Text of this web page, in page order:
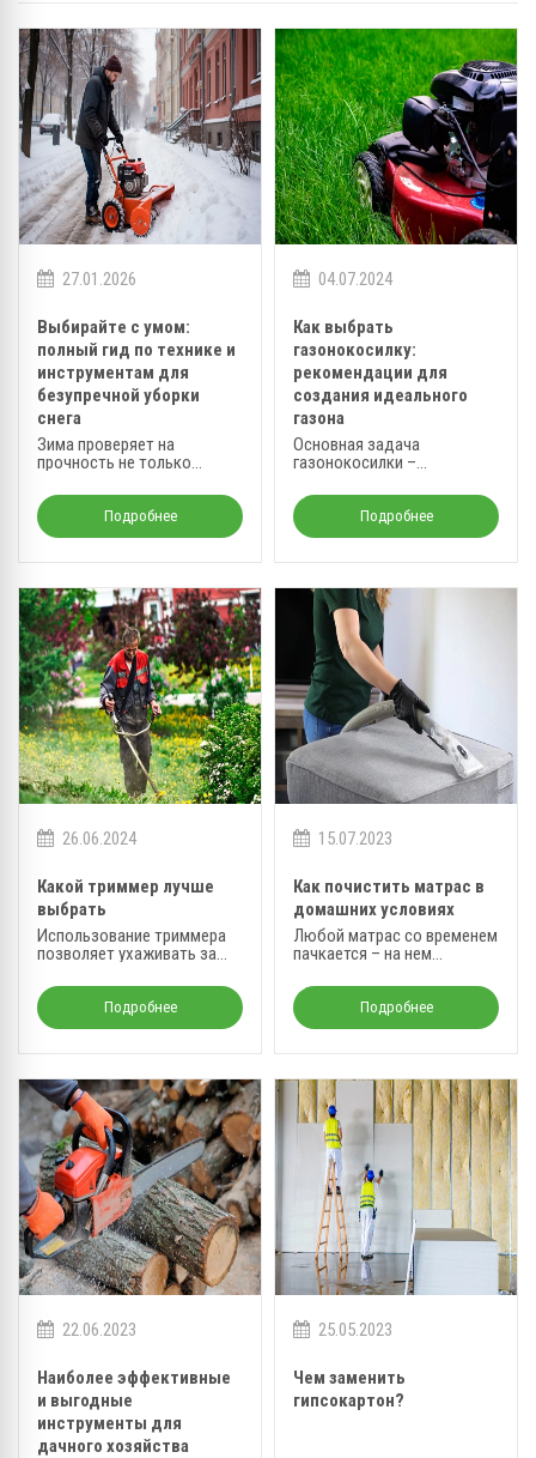
27.01.2026
Выбирайте с умом:
полный гид по технике и
инструментам для
безупречной уборки
снега
Зима проверяет на
прочность не только
и каждого владельца дома
или дачи.Подробнее
04.07.2024
Как выбрать
газонокосилку:
рекомендации для
создания идеального
газона
Основная задача
газонокосилки –
срез травы на высоте 4-8
см, при этом измельчая
траву и равномерно
в контейнер, не нарушая
эстетику газона.
Подробнее
26.06.2024
Какой триммер лучше
выбрать
Использование триммера
позволяет ухаживать за
вашем участке. Это более
многофункциональный
инструмент по сравнению с
обработки ровных
поверхностей.
Подробнее
15.07.2023
Как почистить матрас в
домашних условиях
Любой матрас со временем
пачкается – на нем
появиться неприятные
запахи.
Подробнее
22.06.2023
Наиболее эффективные
и выгодные
инструменты для
дачного хозяйства
25.05.2023
Чем заменить
гипсокартон?